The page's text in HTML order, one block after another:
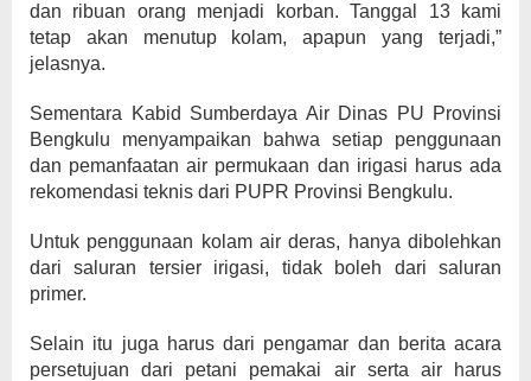
dan ribuan orang menjadi korban. Tanggal 13 kami
tetap akan menutup kolam, apapun yang terjadi,”
jelasnya.
Sementara Kabid Sumberdaya Air Dinas PU Provinsi
Bengkulu menyampaikan bahwa setiap penggunaan
dan pemanfaatan air permukaan dan irigasi harus ada
rekomendasi teknis dari PUPR Provinsi Bengkulu.
Untuk penggunaan kolam air deras, hanya dibolehkan
dari saluran tersier irigasi, tidak boleh dari saluran
primer.
Selain itu juga harus dari pengamar dan berita acara
persetujuan dari petani pemakai air serta air harus